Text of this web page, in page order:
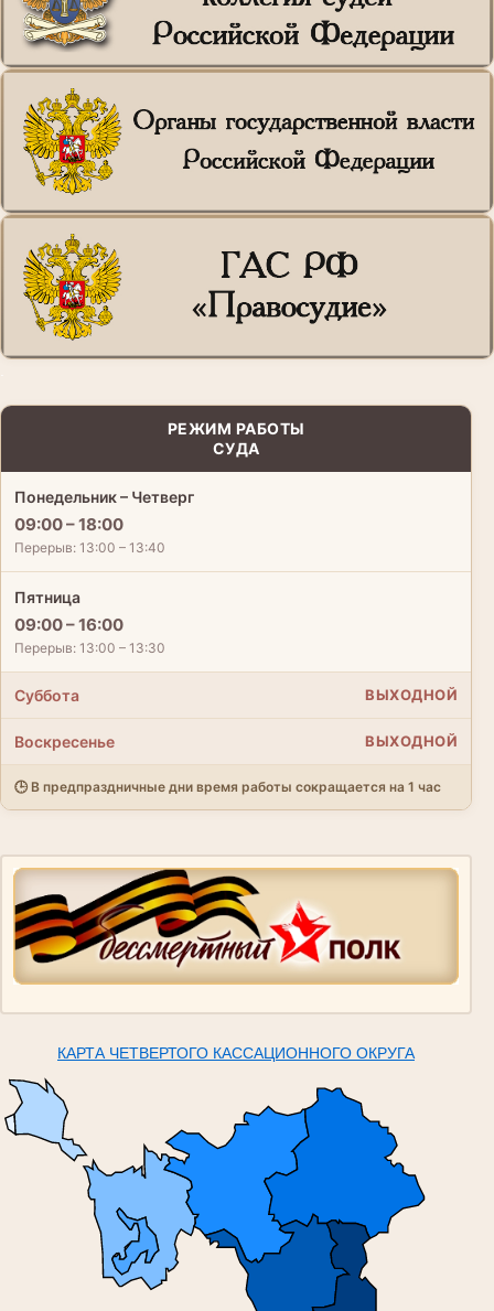
РЕЖИМ РАБОТЫ
СУДА
Понедельник – Четверг
09:00 – 18:00
Перерыв: 13:00 – 13:40
Пятница
09:00 – 16:00
Перерыв: 13:00 – 13:30
Суббота ВЫХОДНОЙ
Воскресенье ВЫХОДНОЙ
🕒 В предпраздничные дни время работы сокращается на 1 час
КАРТА ЧЕТВЕРТОГО КАССАЦИОННОГО ОКРУГА